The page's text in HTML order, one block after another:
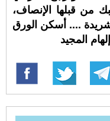
من قبلها الإنصاف،
.... أسكن الورق
المجيد